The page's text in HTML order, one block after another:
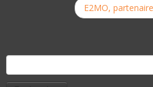
E2MO,
Rechercher :